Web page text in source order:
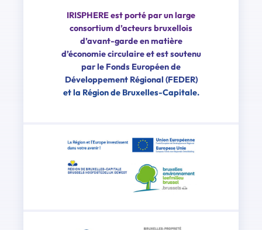
IRISPHERE est porté par un large
consortium d’acteurs bruxellois
d’avant-garde en matière
d’économie circulaire et est soutenu
par le Fonds Européen de
Développement Régional (FEDER)
et la Région de Bruxelles-Capitale.